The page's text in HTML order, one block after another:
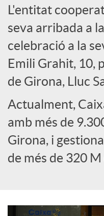
e
s
S
o
c
L'entitat
seva arribada a
celebració a la
Emili Grahit, 10,
de Girona, Lluc
Actualment,
amb més de
Girona, i
de més de 320